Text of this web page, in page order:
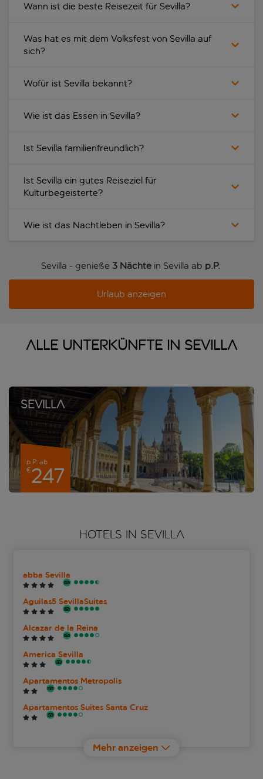
Wann ist die beste Reisezeit für Sevilla?
Was hat es mit dem Volksfest von Sevilla auf
sich?
Wofür ist Sevilla bekannt?
Wie ist das Essen in Sevilla?
Ist Sevilla familienfreundlich?
Ist Sevilla ein gutes Reiseziel für
Kulturbegeisterte?
Wie ist das Nachtleben in Sevilla?
Sevilla - genieße 3 Nächtein Sevilla ab p.P.
Urlaub anzeigen
Alle Unterkünfte in Sevilla
Sevilla
p.P. ab
€247
HOTELS IN SEVILLA
abba Sevilla
Aguilas5 SevillaSuites
Alcazar de la Reina
America Sevilla
Apartamentos Metropolis
Apartamentos Suites Santa Cruz
Mehr anzeigen